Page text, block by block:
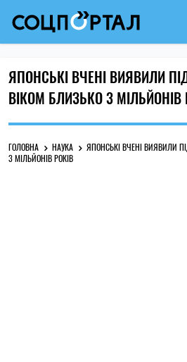
ЯПОНСЬКІ ВЧЕНІ ВИЯВИЛИ
ВІКОМ БЛИЗЬКО 3 МІЛЬЙОНІВ
ГОЛОВНА НАУКА
ЯПОНСЬКІ ВЧЕНІ ВИЯВИЛИ
3 МІЛЬЙОНІВ РОКІВ